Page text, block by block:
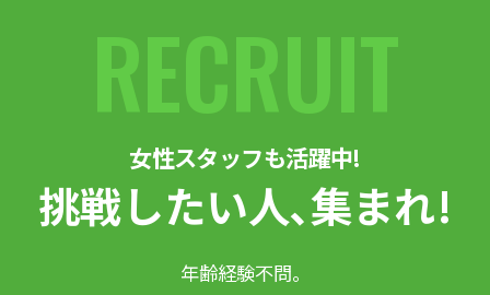
RECRUIT
女性スタッフも活躍中!
挑戦したい人､集まれ!
年齢経験不問。